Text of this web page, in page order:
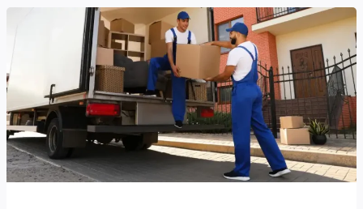
كيف
تختار
شركة
نقل
عفش
بالكويت؟
دليل
شامل